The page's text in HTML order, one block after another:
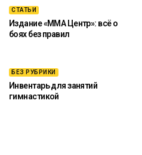
СТАТЬИ
Издание «ММА Центр»: всё о
боях без правил
БЕЗ РУБРИКИ
Инвентарь для занятий
гимнастикой